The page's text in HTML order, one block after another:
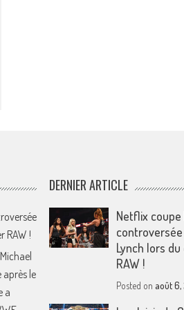
RAW !
après le
a
DERNIER ARTICLE
Netflix
Lynch lors
RAW !
Posted on août